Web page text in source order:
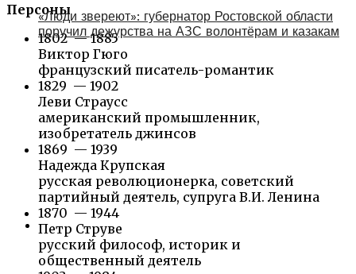
Персоны
1802 — 1885
Виктор Гюго
французский писатель-романтик
1829 — 1902
Леви Страусс
американский промышленник,
изобретатель джинсов
1869 — 1939
Надежда Крупская
русская революционерка, советский
партийный деятель, супруга В.И. Ленина
1870 — 1944
Петр Струве
русский философ, историк и
общественный деятель
«Люди звереют»: губернатор Ростовской области
поручил дежурства на АЗС волонтёрам и казакам